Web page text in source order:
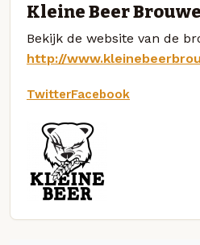
Kleine Beer
Bekijk de website van de
http://
TwitterFacebook